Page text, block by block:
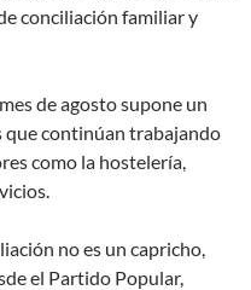
conciliación familiar y
de agosto supone un
que continúan trabajando
como la hostelería,
no es un capricho,
el Partido Popular,